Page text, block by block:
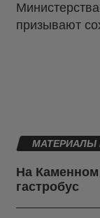
призывают
МАТЕРИАЛЫ
На Каменном
гастробус